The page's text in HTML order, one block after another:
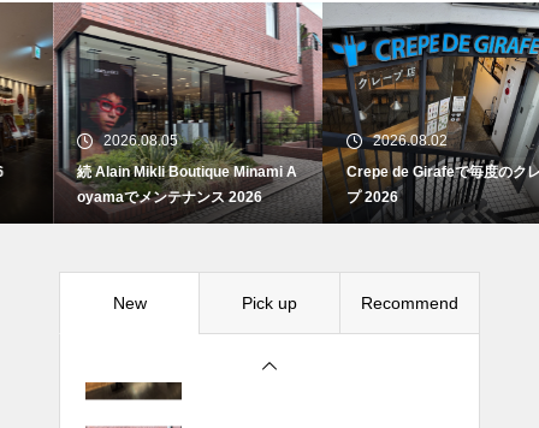
2026.08.05
続 Alain Mikli Boutique Minami A
oyamaでメンテナンス 2026
2026.08.02
Crepe de Girafeで毎度のクレー
プ 2026
New Pick up Recommend
続 Alain Mikli Boutique Minami A
oyamaでメンテナンス 2026
Crepe de Girafeで毎度のクレー
プ 2026